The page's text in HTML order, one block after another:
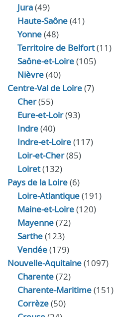
Jura(49)
Haute‑Saône(41)
Yonne(48)
Territoire de Belfort(11)
Saône-et-Loire(105)
Nièvre(40)
Centre-Val de Loire(7)
Cher(55)
Eure‑et‑Loir(93)
Indre(40)
Indre‑et‑Loire(117)
Loir‑et‑Cher(85)
Loiret(132)
Pays de la Loire(6)
Loire-Atlantique(191)
Maine-et-Loire(120)
Mayenne(72)
Sarthe(123)
Vendée(179)
Nouvelle-Aquitaine(1097)
Charente(72)
Charente-Maritime(151)
Corrèze(50)